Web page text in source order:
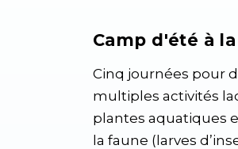
Camp d'été à
Cinq journées pour
multiples activités
plantes aquatiques
la faune (larves